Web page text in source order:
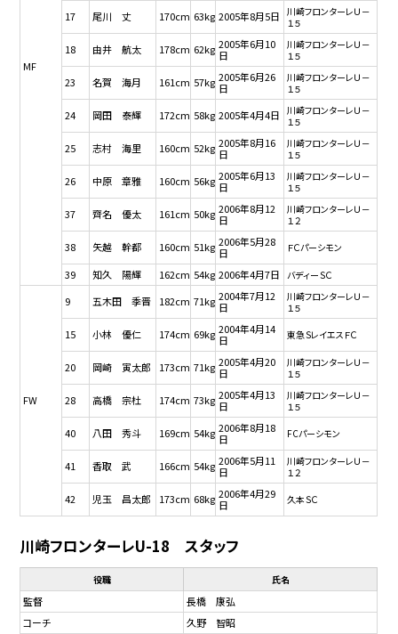
MF
17 尾川 丈 170cm 63kg 2005年8月5日
川崎フロンターレＵ－
１５
18 由井 航太 178cm 62kg 2005年6月10
日
川崎フロンターレＵ－
１５
23 名賀 海月 161cm 57kg 2005年6月26
日
川崎フロンターレＵ－
１５
24 岡田 泰輝 172cm 58kg 2005年4月4日
川崎フロンターレＵ－
１５
25 志村 海里 160cm 52kg 2005年8月16
日
川崎フロンターレＵ－
１５
26 中原 章雅 160cm 56kg 2005年6月13
日
川崎フロンターレＵ－
１５
37 齊名 優太 161cm 50kg 2006年8月12
日
川崎フロンターレＵ－
１２
38 矢越 幹都 160cm 51kg 2006年5月28
日
ＦＣパーシモン
39 知久 陽輝 162cm 54kg 2006年4月7日 バディーＳＣ
FW
9 五木田 季晋 182cm 71kg 2004年7月12
日
川崎フロンターレＵ－
１５
15 小林 優仁 174cm 69kg 2004年4月14
日
東急ＳレイエスＦＣ
20 岡崎 寅太郎 173cm 71kg 2005年4月20
日
川崎フロンターレＵ－
１５
28 高橋 宗杜 174cm 73kg 2005年4月13
日
川崎フロンターレＵ－
１５
40 八田 秀斗 169cm 54kg 2006年8月18
日
FCパーシモン
41 香取 武 166cm 54kg 2006年5月11
日
川崎フロンターレＵ－
１２
42 児玉 昌太郎 173cm 68kg 2006年4月29
日
久本ＳＣ
川崎フロンターレU-18 スタッフ
役職 氏名
監督
長橋 康弘
コーチ
久野 智昭